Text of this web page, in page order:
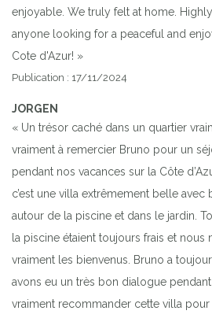
enjoyable. We truly felt at home.
anyone looking for a peaceful and
Cote d'Azur! »
Publication : 17/11/2024
JORGEN
« Un trésor caché dans un quartier
vraiment à remercier Bruno pour un
pendant nos vacances sur la Côte
c’est une villa extrêmement belle avec
autour de la piscine et dans le jardin.
la piscine étaient toujours frais et nous
vraiment les bienvenus. Bruno a
avons eu un très bon dialogue
vraiment recommander cette villa